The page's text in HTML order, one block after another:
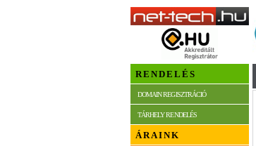
RENDELÉS
DOMAIN REGISZTRÁCIÓ
TÁRHELY RENDELÉS
ÁRAINK